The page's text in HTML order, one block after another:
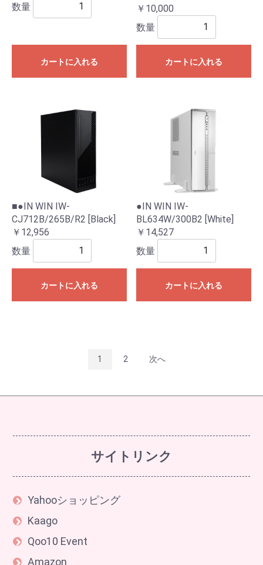
数量
カートに入れる
￥10,000
数量
カートに入れる
■●IN WIN IW-
CJ712B/265B/R2 [Black]
￥12,956
数量
カートに入れる
●IN WIN IW-
BL634W/300B2 [White]
￥14,527
数量
カートに入れる
1 2 次へ
サイトリンク
Yahooショッピング
Kaago
Qoo10 Event
Amazon